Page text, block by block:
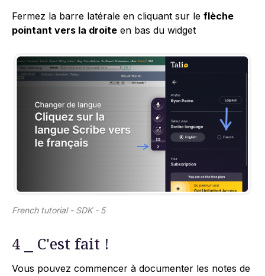
Fermez la barre latérale en cliquant sur le flèche
pointant vers la droite en bas du widget
French tutorial - SDK - 5
4 ⎯ C'est fait !
Vous pouvez commencer à documenter les notes de